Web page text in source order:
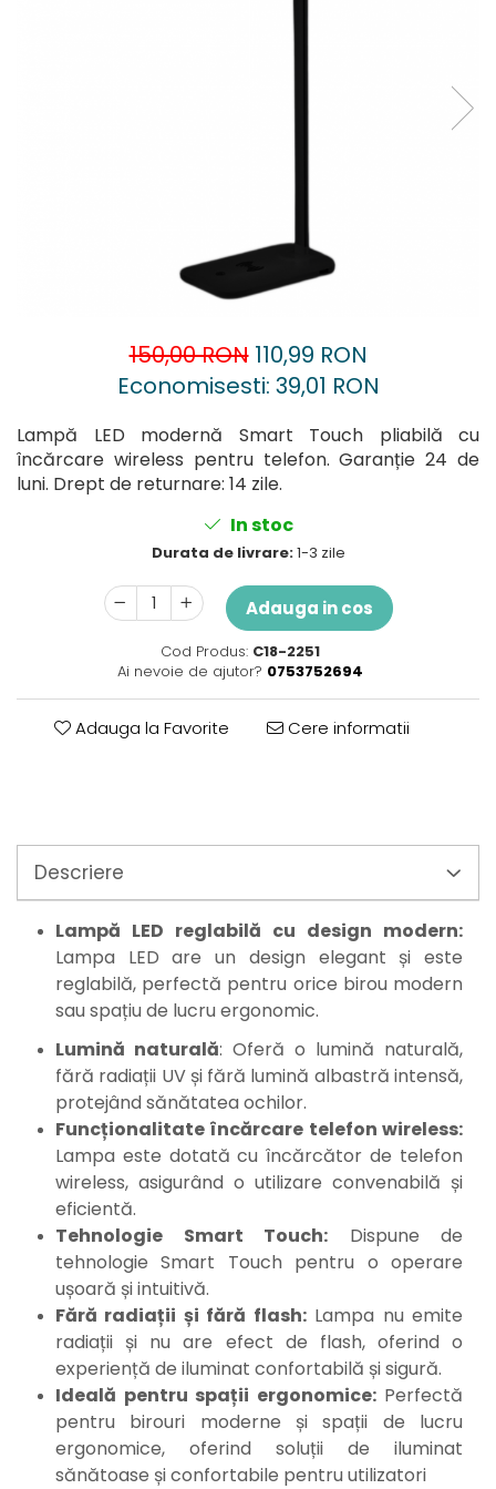
Mașină de tocat carne
Mori electrice
Oale și vase de gătit
Presostate/Regulatoare de
Prelate și Folii de Protecție
Rindele electrice
Accesorii scule electrice
Fierăstrău circular
Flexuri
Mixere mortar
Motoare electrice
Pistoale de bătut cuie
Polizoare
Seturi aparate electrice
Testere electrice
Unelte multifuncționale
Vibratoare pentru beton
Scule manuale
Aparate de Tăiat Gresie
Briceag multifuncțional
Ciocan
Clești
Dălți pentru Lemn
Menghine
Scule pentru Gresie și Sticlă
Scule pentru grădină
Suflantă frunze
150,00 RON 110,99 RON
Economisesti: 39,01 RON
Lampă LED modernă Smart Touch pliabilă cu
încărcare wireless pentru telefon. Garanție 24 de
luni. Drept de returnare: 14 zile.
In stoc
Durata de livrare:1-3 zile
Adauga in cos
Cod Produs: C18-2251
Ai nevoie de ajutor? 0753752694
Adauga la Favorite Cere informatii
Descriere
Lampă LED reglabilă cu design modern:
Lampa LED are un design elegant și este
reglabilă, perfectă pentru orice birou modern
sau spațiu de lucru ergonomic.
Lumină naturală: Oferă o lumină naturală,
fără radiații UV și fără lumină albastră intensă,
protejând sănătatea ochilor.
Funcționalitate încărcare telefon wireless:
Lampa este dotată cu încărcător de telefon
wireless, asigurând o utilizare convenabilă și
eficientă.
Tehnologie Smart Touch: Dispune de
tehnologie Smart Touch pentru o operare
ușoară și intuitivă.
Fără radiații și fără flash:Lampa nu emite
radiații și nu are efect de flash, oferind o
experiență de iluminat confortabilă și sigură.
Ideală pentru spații ergonomice:Perfectă
pentru birouri moderne și spații de lucru
ergonomice, oferind soluții de iluminat
sănătoase și confortabile pentru utilizatori